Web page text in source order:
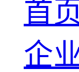
首
企